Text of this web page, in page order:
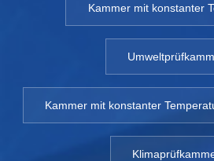
Kammer mit konstanter
Kammer mit konstanter